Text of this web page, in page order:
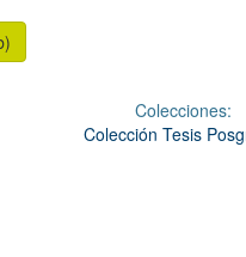
Colecciones:
Colección Tesis